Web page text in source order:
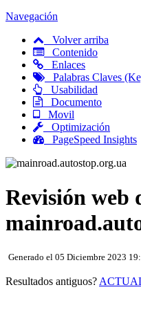
Navegación
Volver arriba
Contenido
Enlaces
Palabras Claves
Usabilidad
Documento
Movil
Optimización
PageSpeed Insights
Revisión web
Generado el 05 Diciembre 2023
Resultados antiguos?